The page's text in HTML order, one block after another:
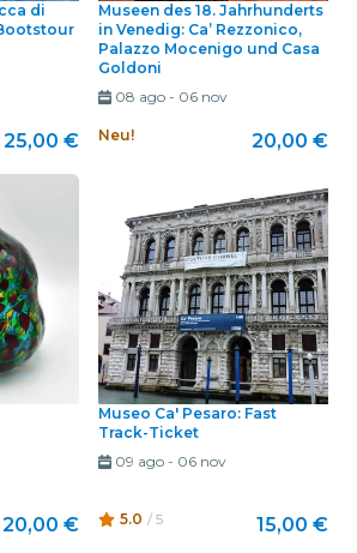
di
25,00 €
Museen des 18. Jahrhunderts
in Venedig: Ca’ Rezzonico,
Palazzo Mocenigo und Casa
Goldoni
08 ago- 06 nov
Neu! 20,00 €
20,00 €
Museo Ca' Pesaro: Fast
Track-Ticket
09 ago- 06 nov
5.0 / 5 15,00 €